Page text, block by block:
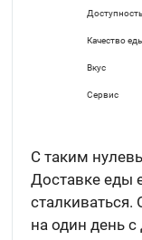
Доступность
Качество
Вкус
Сервис
С таким
Доставке еды
на один день